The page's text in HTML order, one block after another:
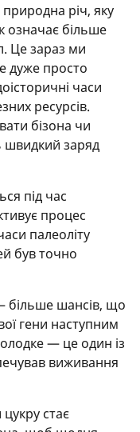
річ, яку
означає більше
Це зараз ми
дуже просто
часи
ресурсів.
бізона чи
швидкий заряд
під час
процес
палеоліту
був точно
більше шансів, що
гени наступним
— це один із
виживання
стає